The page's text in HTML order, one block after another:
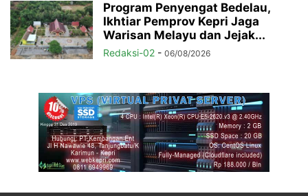
Program Penyengat Bedelau,
Ikhtiar Pemprov Kepri Jaga
Warisan Melayu dan Jejak...
Redaksi-02 - 06/08/2026